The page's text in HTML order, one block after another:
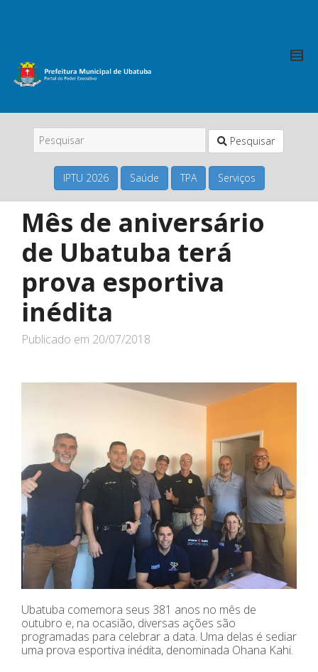
Pesquisar
IPTU 2026 Saúde TPA Serviços
Mês de aniversário
de Ubatuba terá
prova esportiva
inédita
Publicado em 20/07/2018
Ubatuba comemora seus 381 anos no mês de
outubro e, na ocasião, diversas ações são
programadas para celebrar a data. Uma delas é sediar
uma prova esportiva inédita, denominada Ohana Kahi.